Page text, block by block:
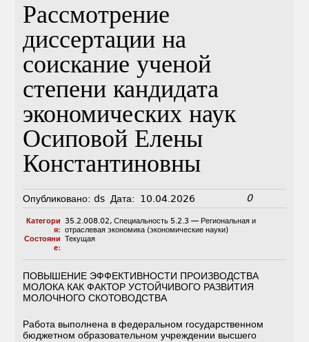
Рассмотрение
диссертации на
соискание ученой
степени кандидата
экономических наук
Осиповой Елены
Константиновны
Опубликовано: ds Дата: 10.04.2026 0
Категори
я:
35.2.008.02, Специальность 5.2.3 — Региональная и
отраслевая экономика (экономические науки)
Состояни
е:
Текущая
ПОВЫШЕНИЕ ЭФФЕКТИВНОСТИ ПРОИЗВОДСТВА
МОЛОКА КАК ФАКТОР УСТОЙЧИВОГО РАЗВИТИЯ
МОЛОЧНОГО СКОТОВОДСТВА
Работа выполнена в федеральном государственном
бюджетном образовательном учреждении высшего